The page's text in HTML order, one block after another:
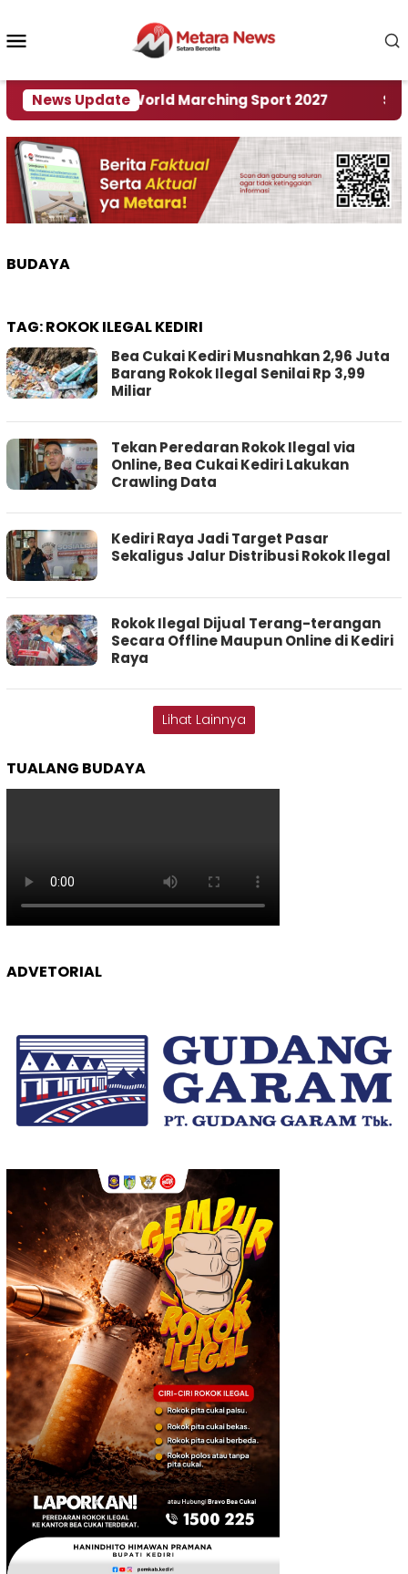
konten
News Update
Rumah World Marching Sport 2027 ‎Soal
BUDAYA
TAG:ROKOK ILEGAL KEDIRI
Bea Cukai Kediri Musnahkan 2,96 Juta
Barang Rokok Ilegal Senilai Rp 3,99
Miliar
Tekan Peredaran Rokok Ilegal via
Online, Bea Cukai Kediri Lakukan
Crawling Data
Kediri Raya Jadi Target Pasar
Sekaligus Jalur Distribusi Rokok Ilegal
Rokok Ilegal Dijual Terang-terangan
Secara Offline Maupun Online di Kediri
Raya
Lihat Lainnya
TUALANG BUDAYA
ADVETORIAL